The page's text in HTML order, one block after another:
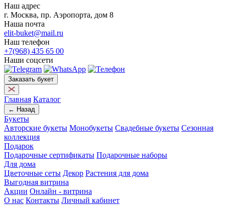
Наш адрес
г. Москва, пр. Аэропорта, дом 8
Наша почта
elit-buket@mail.ru
Наш телефон
+7(968) 435 65 00
Наши соцсети
Заказать букет
Главная Каталог
← Назад
Букеты
Авторские букеты Монобукеты Свадебные букеты Сезонная
коллекция
Подарок
Подарочные сертификаты Подарочные наборы
Для дома
Цветочные сеты Декор Растения для дома
Выгодная витрина
Акции Онлайн - витрина
О нас Контакты Личный кабинет